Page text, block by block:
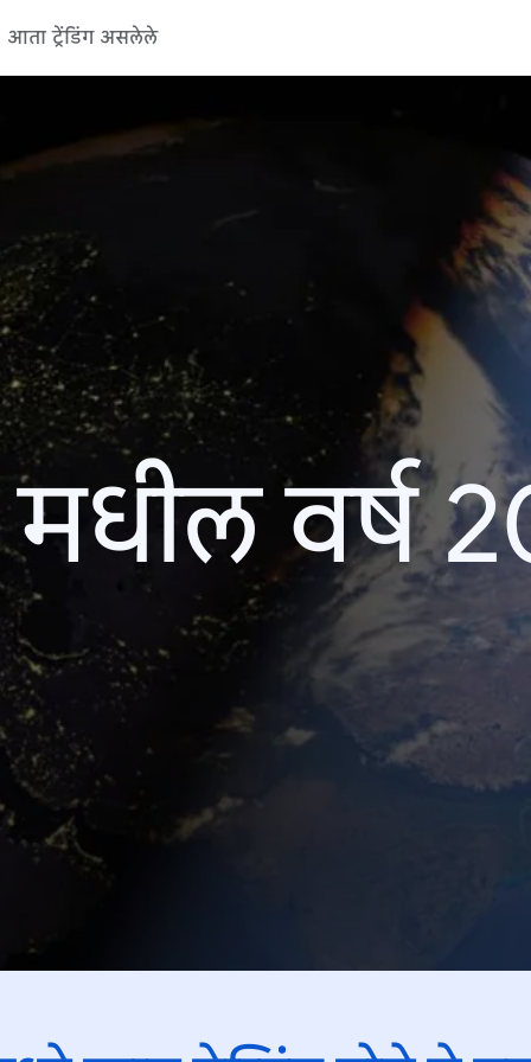
आता ट्रेंडिंग असलेले
वर्ष